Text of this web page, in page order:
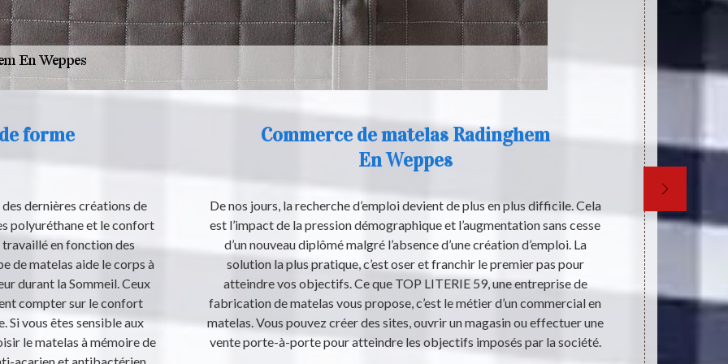
forme
dernières créations de
polyuréthane et le confort
en fonction des
de matelas aide le corps à
durant la Sommeil. Ceux
compter sur le confort
Si vous êtes sensible aux
le matelas à mémoire de
acarien et antibactérien.
Commerce de matelas Radinghem
En Weppes
De nos jours, la recherche d’emploi devient de plus en plus difficile. Cela
est l’impact de la pression démographique et l’augmentation sans cesse
d’un nouveau diplômé malgré l’absence d’une création d’emploi. La
solution la plus pratique, c’est oser et franchir le premier pas pour
atteindre vos objectifs. Ce que TOP LITERIE 59, une entreprise de
fabrication de matelas vous propose, c’est le métier d’un commercial en
matelas. Vous pouvez créer des sites, ouvrir un magasin ou effectuer une
vente porte-à-porte pour atteindre les objectifs imposés par la société.
de votre
Parce que